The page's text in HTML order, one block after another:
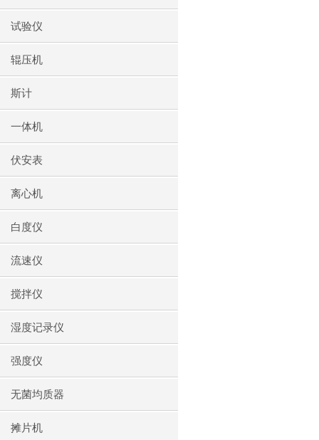
试验仪
辊压机
斯计
一体机
伏安表
离心机
白度仪
流速仪
搅拌仪
湿度记录仪
强度仪
无菌均质器
摊片机